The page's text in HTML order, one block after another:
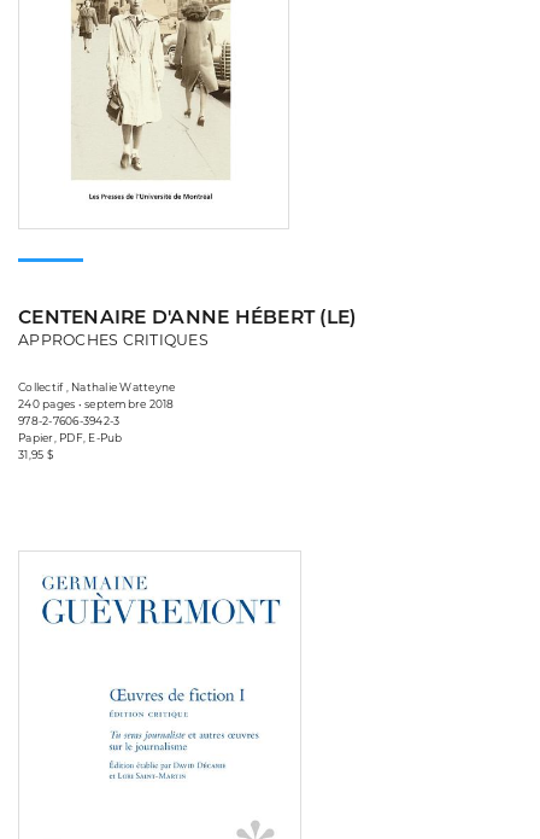
CENTENAIRE D'ANNE HÉBERT (LE)
APPROCHES CRITIQUES
Collectif , Nathalie Watteyne
240 pages • septembre 2018
978-2-7606-3942-3
Papier, PDF, E-Pub
31,95 $